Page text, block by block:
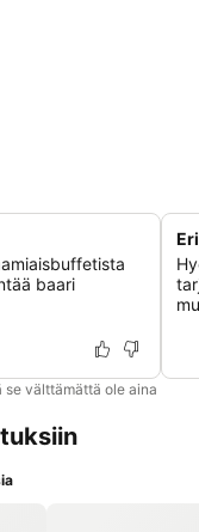
baari
välttämättä ole aina